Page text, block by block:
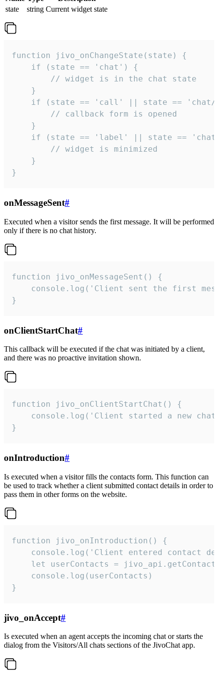
state
string Current widget state
function jivo_onChangeState(state) {
    if (state == 'chat') {
        // widget is in the chat state
    }
if (state == 'call' || state ==
        // callback form is opened
    }
if (state == 'label' || state ==
        // widget is minimized
    }
}
onMessageSent#
Executed when a visitor sends the first message. It will be performed
only if there is no chat history.
function jivo_onMessageSent() {
console.log('Client sent the first
}
onClientStartChat#
This callback will be executed if the chat was initiated by a client,
and there was no proactive invitation shown.
function jivo_onClientStartChat() {
console.log('Client started a new
}
onIntroduction#
Is executed when a visitor fills the contacts form. This function can
be used to track whether a client submitted contact details in order to
pass them in other forms on the website.
function jivo_onIntroduction() {
console.log('Client entered contact
let userContacts =
    console.log(userContacts)
}
jivo_onAccept#
Is executed when an agent accepts the incoming chat or starts the
dialog from the Visitors/All chats sections of the JivoChat app.